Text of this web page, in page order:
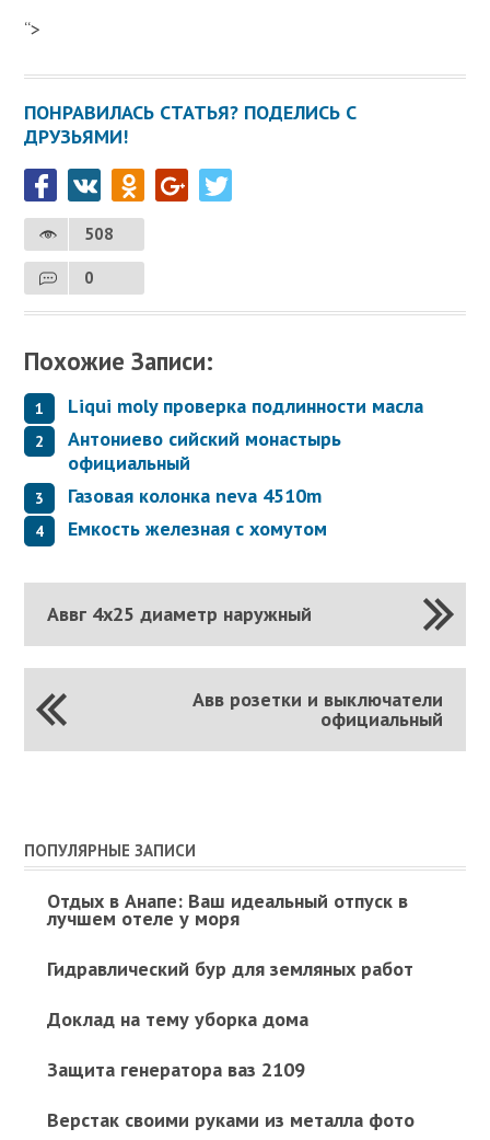
“>
ПОНРАВИЛАСЬ СТАТЬЯ? ПОДЕЛИСЬ С
ДРУЗЬЯМИ!
508
0
Похожие Записи:
Liqui moly проверка подлинности масла
Антониево сийский монастырь
официальный
Газовая колонка neva 4510m
Емкость железная с хомутом
Аввг 4х25 диаметр наружный
Авв розетки и выключатели
официальный
ПОПУЛЯРНЫЕ ЗАПИСИ
Отдых в Анапе: Ваш идеальный отпуск в
лучшем отеле у моря
Гидравлический бур для земляных работ
Доклад на тему уборка дома
Защита генератора ваз 2109
Верстак своими руками из металла фото